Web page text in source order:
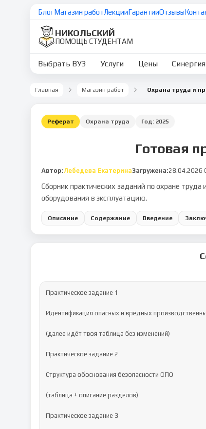
БлогМагазин работЛекцииГарантииОтзывы
НИКОЛЬСКИЙ
ПОМОЩЬ СТУДЕНТАМ
Выбрать ВУЗ Услуги Цены Синергия
Главная Магазин работ
Реферат Охрана труда Год: 2025
Готовая
Автор:Лебедева ЕкатеринаЗагружена:28.04.2026
Сборник практических заданий по охране
оборудования в эксплуатацию.
Описание Содержание Введение
Практическое задание 1
Идентификация опасных и вредных
(далее идёт твоя таблица без изменений)
Практическое задание 2
Структура обоснования безопасности ОПО
(таблица + описание разделов)
Практическое задание 3